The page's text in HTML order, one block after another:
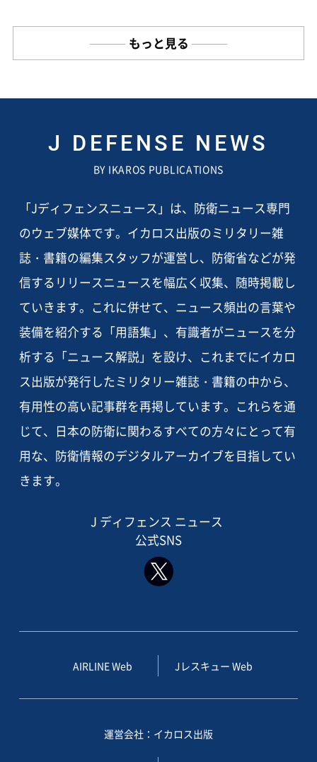
もっと見る
J DEFENSE NEWS
BY IKAROS PUBLICATIONS
「Jディフェンスニュース」は、防衛ニュース専門
のウェブ媒体です。イカロス出版のミリタリー雑
誌・書籍の編集スタッフが運営し、防衛省などが発
信するリリースニュースを幅広く収集、随時掲載し
ていきます。これに併せて、ニュース頻出の言葉や
装備を紹介する「用語集」、有識者がニュースを分
析する「ニュース解説」を設け、これまでにイカロ
ス出版が発行したミリタリー雑誌・書籍の中から、
有用性の高い記事群を再掲しています。これらを通
じて、日本の防衛に関わるすべての方々にとって有
用な、防衛情報のデジタルアーカイブを目指してい
きます。
J ディフェンス ニュース
公式SNS
AIRLINE Web Jレスキュー Web
運営会社：イカロス出版